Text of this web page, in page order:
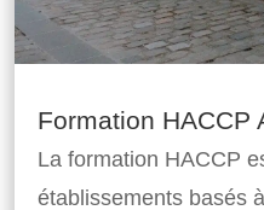
Formation HACCP
La formation HACCP
établissements basés